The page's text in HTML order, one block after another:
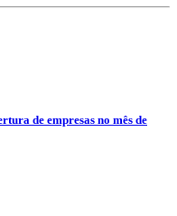
de empresas no mês de